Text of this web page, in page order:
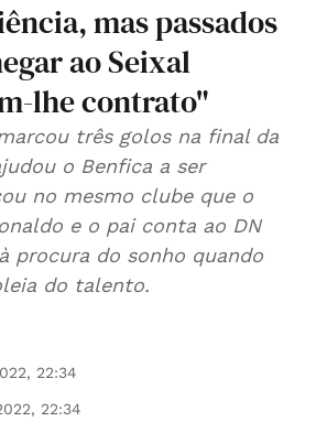
mas passados
ao Seixal
lhe contrato"
três golos na final da
o Benfica a ser
no mesmo clube que o
e o pai conta ao DN
procura do sonho quando
do talento.
22:34
22:34